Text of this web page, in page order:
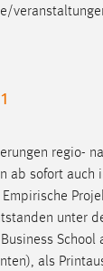
regio-
ab sofort auch
unter
School
als